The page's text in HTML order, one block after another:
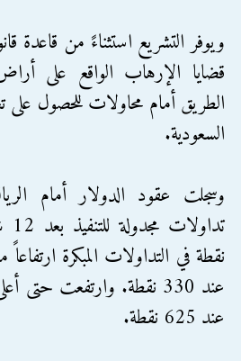
ويوفر التشريع استثناءً من قاعدة
قضايا الإرهاب الواقع على
الطريق أمام محاولات للحصول
السعودية.
وسجلت عقود الدولار أمام
نقطة في التداولات المبكرة
عند 625 نقطة.